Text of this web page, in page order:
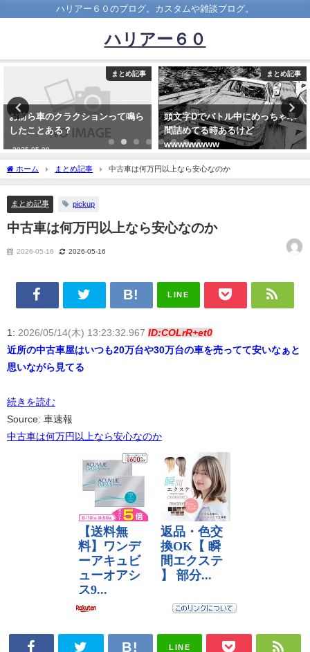
ハリアー６０のブログ。カスタムや雑談ブログ。
ハリアー６０
って鳴ら
まとめ記事
頭文字Dでバトル中にめっちゃ車
間詰めてる時あるけど
wwwwwwww
【テスラ】イーロン
スラ車で間もなく
がプレイできるよう
ホーム まとめ記事 中古車は何万円以上なら安心なのか
まとめ記事 pickup
中古車は何万円以上なら安心なのか
2026-05-16 2026-05-16
LINE
1: 2026/05/14(木) 13:23:32.967 ID:COLrR+et0
近所の中古車屋はいつも20万台や30万台の車を売ってて安いなぁと
思いながら見てる
続きを読む
Source: 車速報
中古車は何万円以上なら安心なのか
LINE